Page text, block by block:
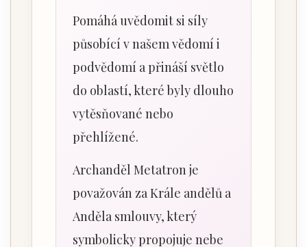
Pomáhá uvědomit si síly
působící v našem vědomí i
podvědomí a přináší světlo
do oblastí, které byly dlouho
vytěsňované nebo
přehlížené.
Archanděl Metatron je
považován za Krále andělů a
Anděla smlouvy, který
symbolicky propojuje nebe